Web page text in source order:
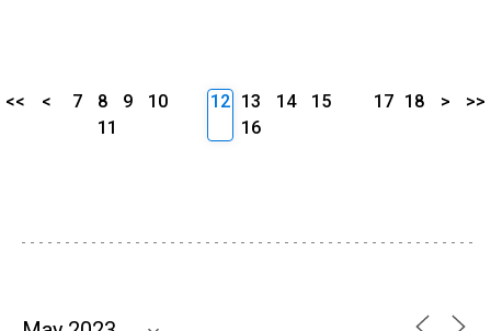
<< < 7 8 9
10
11
12 13 14
15
16
17 18 > >>